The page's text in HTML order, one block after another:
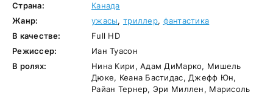
Страна:
Канада
Жанр:
ужасы, триллер, фантастика
В качестве:
Full HD
Режиссер:
Иан Туасон
В ролях:
Нина Кири, Адам ДиМарко, Мишель
Дюке, Кеана Бастидас, Джефф Юн,
Райан Тернер, Эри Миллен, Марисоль